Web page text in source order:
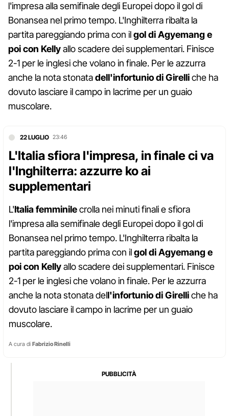
l'impresa alla semifinale degli Europei dopo il gol di
Bonansea nel primo tempo. L'Inghilterra ribalta la
partita pareggiando prima con ilgol di Agyemang e
poi con Kellyallo scadere dei supplementari. Finisce
2-1 per le inglesi che volano in finale. Per le azzurra
anche la nota stonatadell'infortunio di Girelliche ha
dovuto lasciare il campo in lacrime per un guaio
muscolare.
22 LUGLIO 23:46
L'Italia sfiora l'impresa, in finale ci va
l'Inghilterra: azzurre ko ai
supplementari
L'Italia femminilecrolla nei minuti finali e sfiora
l'impresa alla semifinale degli Europei dopo il gol di
Bonansea nel primo tempo. L'Inghilterra ribalta la
partita pareggiando prima con ilgol di Agyemang e
poi con Kellyallo scadere dei supplementari. Finisce
2-1 per le inglesi che volano in finale. Per le azzurra
anche la nota stonata dell'infortunio di Girelliche ha
dovuto lasciare il campo in lacrime per un guaio
muscolare.
A cura di Fabrizio Rinelli